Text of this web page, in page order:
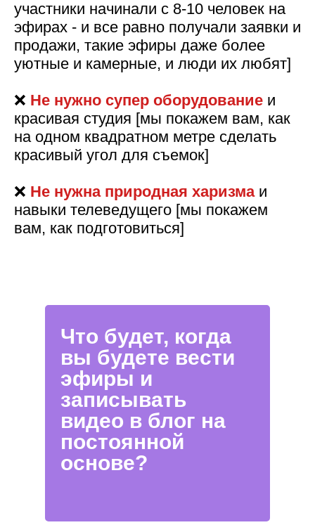
участники начинали с 8-10 человек на
эфирах - и все равно получали заявки и
продажи, такие эфиры даже более
уютные и камерные, и люди их любят]
❌ Не нужно супер оборудование и
красивая студия [мы покажем вам, как
на одном квадратном метре сделать
красивый угол для съемок]
❌ Не нужна природная харизмаи
навыки телеведущего [мы покажем
вам, как подготовиться]
Что будет, когда
вы будете вести
эфиры и
записывать
видео в блог на
постоянной
основе?